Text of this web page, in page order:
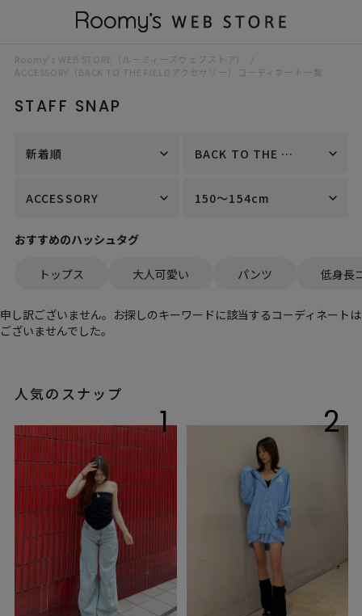
Roomy’s WEB STORE（ルーミィーズウェブストア）
ACCESSORY（BACK TO THE FIELDアクセサリー）コーディネート一覧
STAFF SNAP
新着順 BACK TO THE FIELD
ACCESSORY 150～154cm
おすすめのハッシュタグ
トップス 大人可愛い パンツ 低身長
申し訳ございません。お探しのキーワードに該当するコーディネートは
ございませんでした。
人気のスナップ
1 2